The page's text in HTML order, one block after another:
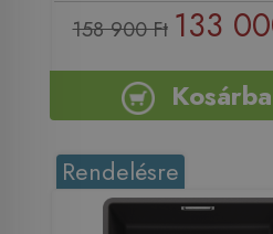
158 900 Ft 133
Kosárba
Rendelésre